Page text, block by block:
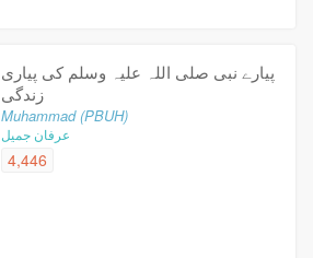
پیارے نبی صلى اللہ علیہ وسلم کی پیاری
زندگی
Muhammad (PBUH)
عرفان جميل
4,446